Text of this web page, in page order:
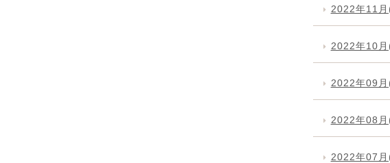
2022年11
2022年10
2022年09
2022年08
2022年07